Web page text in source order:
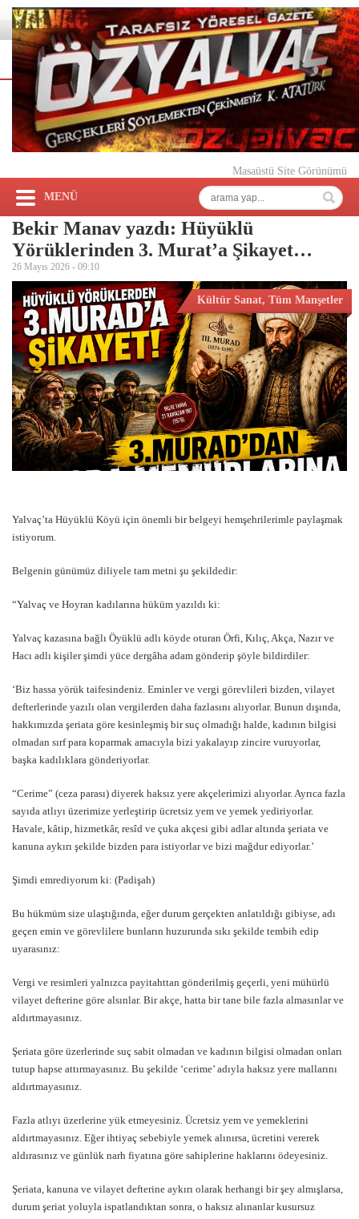
Masaüstü Site Görünümü
MENÜ
Bekir Manav yazdı: Hüyüklü
Yörüklerinden 3. Murat’a Şikayet…
26 Mayıs 2026 - 09:10
Kültür Sanat, Tüm Manşetler
Yalvaç’ta Hüyüklü Köyü için önemli bir belgeyi hemşehrilerimle paylaşmak
istiyorum.
Belgenin günümüz diliyele tam metni şu şekildedir:
“Yalvaç ve Hoyran kadılarına hüküm yazıldı ki:
Yalvaç kazasına bağlı Öyüklü adlı köyde oturan Örfi, Kılıç, Akça, Nazır ve
Hacı adlı kişiler şimdi yüce dergâha adam gönderip şöyle bildirdiler:
‘Biz hassa yörük taifesindeniz. Eminler ve vergi görevlileri bizden, vilayet
defterlerinde yazılı olan vergilerden daha fazlasını alıyorlar. Bunun dışında,
hakkımızda şeriata göre kesinleşmiş bir suç olmadığı halde, kadının bilgisi
olmadan sırf para koparmak amacıyla bizi yakalayıp zincire vuruyorlar,
başka kadılıklara gönderiyorlar.
“Cerime” (ceza parası) diyerek haksız yere akçelerimizi alıyorlar. Ayrıca fazla
sayıda atlıyı üzerimize yerleştirip ücretsiz yem ve yemek yediriyorlar.
Havale, kâtip, hizmetkâr, resîd ve çuka akçesi gibi adlar altında şeriata ve
kanuna aykırı şekilde bizden para istiyorlar ve bizi mağdur ediyorlar.’
Şimdi emrediyorum ki: (Padişah)
Bu hükmüm size ulaştığında, eğer durum gerçekten anlatıldığı gibiyse, adı
geçen emin ve görevlilere bunların huzurunda sıkı şekilde tembih edip
uyarasınız:
Vergi ve resimleri yalnızca payitahttan gönderilmiş geçerli, yeni mühürlü
vilayet defterine göre alsınlar. Bir akçe, hatta bir tane bile fazla almasınlar ve
aldırtmayasınız.
Şeriata göre üzerlerinde suç sabit olmadan ve kadının bilgisi olmadan onları
tutup hapse attırmayasınız. Bu şekilde ‘cerime’ adıyla haksız yere mallarını
aldırtmayasınız.
Fazla atlıyı üzerlerine yük etmeyesiniz. Ücretsiz yem ve yemeklerini
aldırtmayasınız. Eğer ihtiyaç sebebiyle yemek alınırsa, ücretini vererek
aldırasınız ve günlük narh fiyatına göre sahiplerine haklarını ödeyesiniz.
Şeriata, kanuna ve vilayet defterine aykırı olarak herhangi bir şey almışlarsa,
durum şeriat yoluyla ispatlandıktan sonra, o haksız alınanlar kusursuz